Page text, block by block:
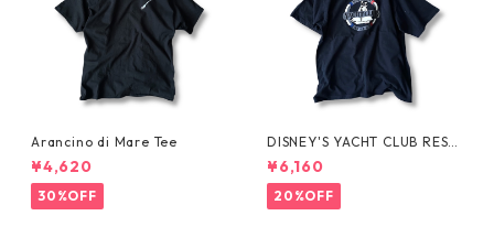
Arancino di Mare Tee
¥4,620
30%OFF
DISNEY'S YACHT CLUB RESO
RT Tee
¥6,160
20%OFF